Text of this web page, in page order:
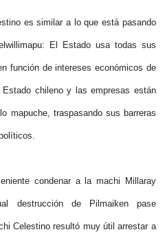
es similar a lo que está pasando
El Estado usa todas sus
función de intereses económicos de
chileno y las empresas están
mapuche, traspasando sus barreras
condenar a la machi Millaray
destrucción de Pilmaiken pase
Celestino resultó muy útil arrestar a